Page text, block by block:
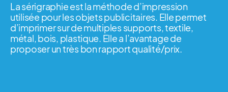
La sérigraphie est la méthode d’impression
utilisée pour les objets publicitaires. Elle permet
d’imprimer sur de multiples supports, textile,
métal, bois, plastique. Elle a l’avantage de
proposer un très bon rapport qualité/prix.